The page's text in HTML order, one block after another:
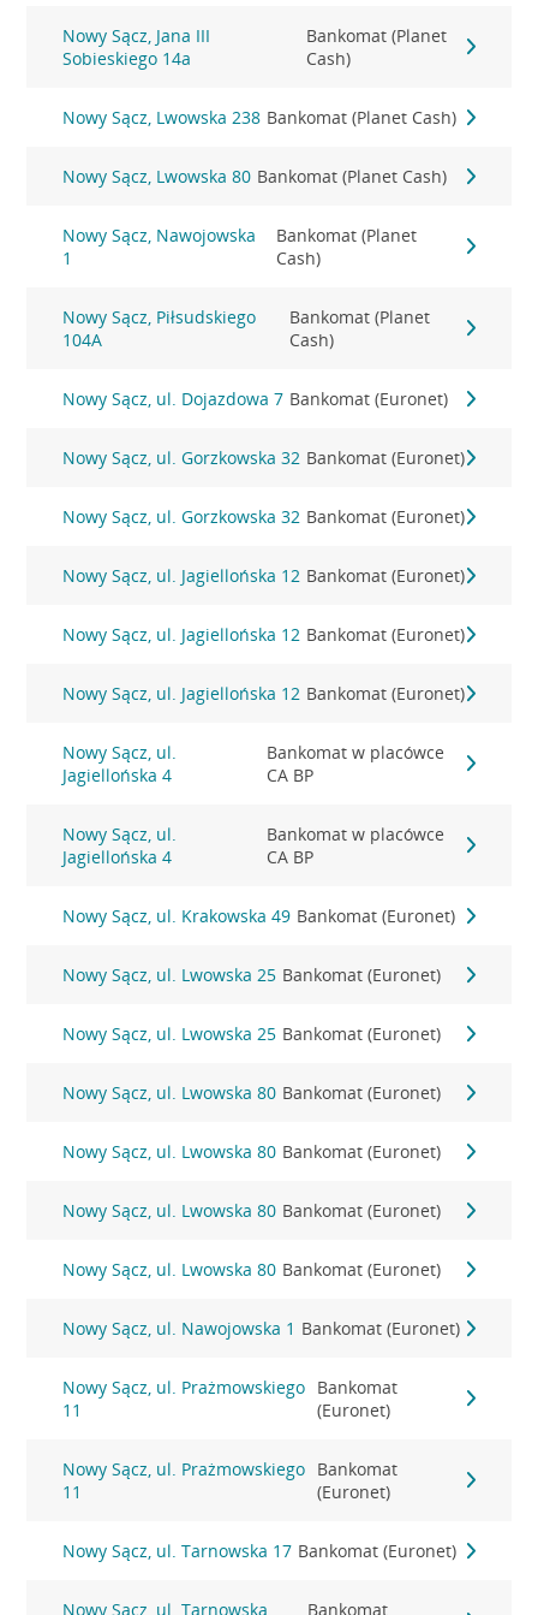
Nowy Sącz, Jana III
Sobieskiego 14a
Bankomat (Planet
Cash)
Nowy Sącz, Lwowska 238 Bankomat (Planet Cash)
Nowy Sącz, Lwowska 80 Bankomat (Planet Cash)
Nowy Sącz, Nawojowska
1
Bankomat (Planet
Cash)
Nowy Sącz, Piłsudskiego
104A
Bankomat (Planet
Cash)
Nowy Sącz, ul. Dojazdowa 7 Bankomat (Euronet)
Nowy Sącz, ul. Gorzkowska 32 Bankomat (Euronet)
Nowy Sącz, ul. Gorzkowska 32 Bankomat (Euronet)
Nowy Sącz, ul. Jagiellońska 12 Bankomat (Euronet)
Nowy Sącz, ul. Jagiellońska 12 Bankomat (Euronet)
Nowy Sącz, ul. Jagiellońska 12 Bankomat (Euronet)
Nowy Sącz, ul.
Jagiellońska 4
Bankomat w placówce
CA BP
Nowy Sącz, ul.
Jagiellońska 4
Bankomat w placówce
CA BP
Nowy Sącz, ul. Krakowska 49 Bankomat (Euronet)
Nowy Sącz, ul. Lwowska 25 Bankomat (Euronet)
Nowy Sącz, ul. Lwowska 25 Bankomat (Euronet)
Nowy Sącz, ul. Lwowska 80 Bankomat (Euronet)
Nowy Sącz, ul. Lwowska 80 Bankomat (Euronet)
Nowy Sącz, ul. Lwowska 80 Bankomat (Euronet)
Nowy Sącz, ul. Lwowska 80 Bankomat (Euronet)
Nowy Sącz, ul. Nawojowska 1 Bankomat (Euronet)
Nowy Sącz, ul. Prażmowskiego
11
Bankomat
(Euronet)
Nowy Sącz, ul. Prażmowskiego
11
Bankomat
(Euronet)
Nowy Sącz, ul. Tarnowska 17 Bankomat (Euronet)
Nowy Sącz, ul. Tarnowska Bankomat